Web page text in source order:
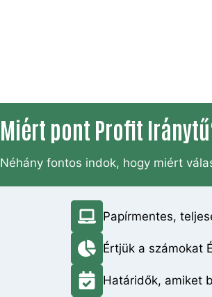
Miért pont Profit
Néhány fontos indok, hogy miért
Papírmentes,
Értjük a számokat
Határidők, amiket